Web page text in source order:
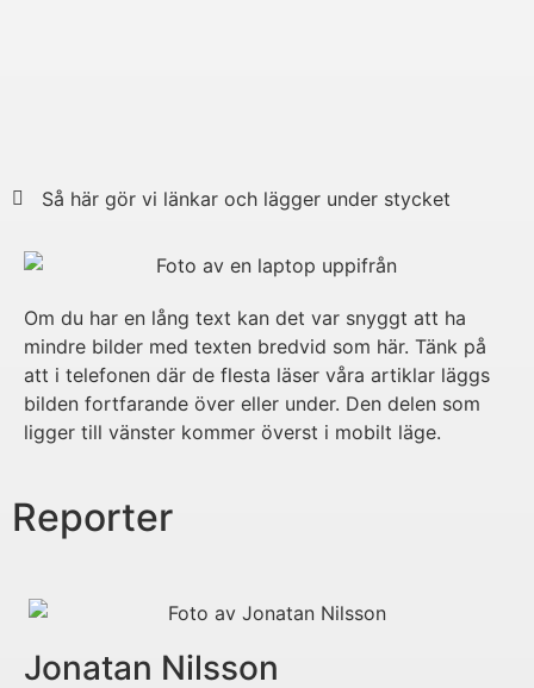
Så här gör vi länkar och lägger under stycket
Om du har en lång text kan det var snyggt att ha
mindre bilder med texten bredvid som här. Tänk på
att i telefonen där de flesta läser våra artiklar läggs
bilden fortfarande över eller under. Den delen som
ligger till vänster kommer överst i mobilt läge.
Reporter
Jonatan Nilsson